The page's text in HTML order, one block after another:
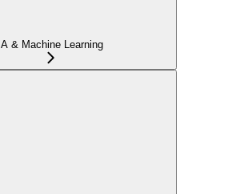
IA & Machine Learning